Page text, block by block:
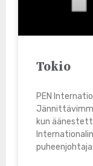
Tokio
PEN
kun